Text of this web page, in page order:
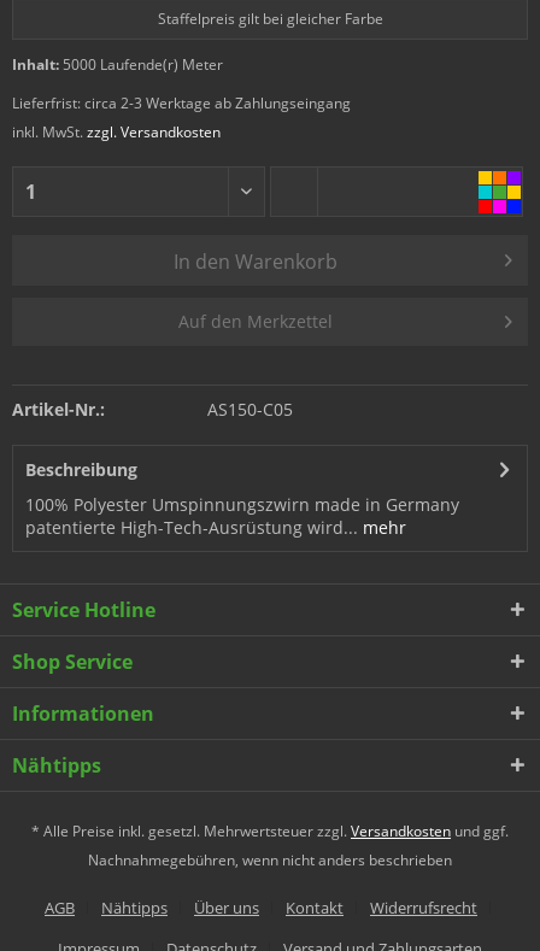
Staffelpreis gilt bei gleicher Farbe
Inhalt: 5000 Laufende(r) Meter
Lieferfrist: circa 2-3 Werktage ab Zahlungseingang
inkl. MwSt. zzgl. Versandkosten
In den Warenkorb
Auf den Merkzettel
Artikel-Nr.: AS150-C05
Beschreibung
100% Polyester Umspinnungszwirn made in Germany
patentierte High-Tech-Ausrüstung wird... mehr
Service Hotline
Shop Service
Informationen
Nähtipps
* Alle Preise inkl. gesetzl. Mehrwertsteuer zzgl. Versandkosten und ggf.
Nachnahmegebühren, wenn nicht anders beschrieben
AGB Nähtipps Über uns Kontakt
Widerrufsrecht